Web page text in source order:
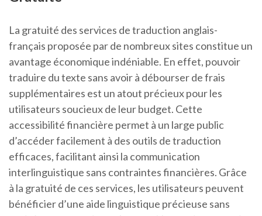
La gratuité des services de traduction anglais-
français proposée par de nombreux sites constitue un
avantage économique indéniable. En effet, pouvoir
traduire du texte sans avoir à débourser de frais
supplémentaires est un atout précieux pour les
utilisateurs soucieux de leur budget. Cette
accessibilité financière permet à un large public
d’accéder facilement à des outils de traduction
efficaces, facilitant ainsi la communication
interlinguistique sans contraintes financières. Grâce
à la gratuité de ces services, les utilisateurs peuvent
bénéficier d’une aide linguistique précieuse sans